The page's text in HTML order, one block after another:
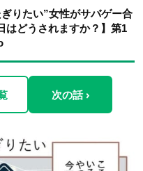
りたい”女性がサバゲー合
はどうされますか？】第1
次の話 ›